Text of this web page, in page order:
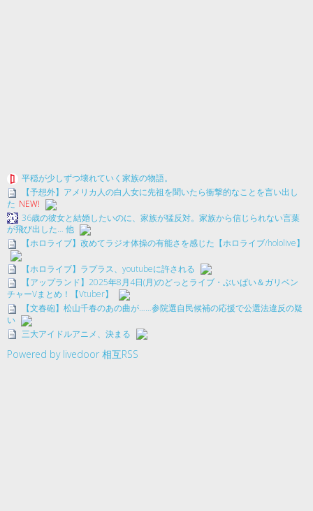
平穏が少しずつ壊れていく家族の物語。
【予想外】アメリカ人の白人女に先祖を聞いたら衝撃的なことを言い出し
た NEW!
36歳の彼女と結婚したいのに、家族が猛反対。家族から信じられない言葉
が飛び出した… 他
【ホロライブ】改めてラジオ体操の有能さを感じた【ホロライブ/hololive】
【ホロライブ】ラプラス、youtubeに許される
【アップランド】2025年8月4日(月)のどっとライブ・ぶいぱい＆ガリベン
チャーVまとめ！【Vtuber】
【文春砲】松山千春のあの曲が……参院選自民候補の応援で公選法違反の疑
い
三大アイドルアニメ、決まる
Powered by livedoor 相互RSS